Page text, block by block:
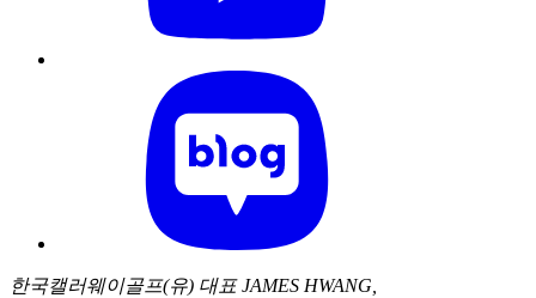
한국캘러웨이골프(유) 대표 JAMES HWANG,